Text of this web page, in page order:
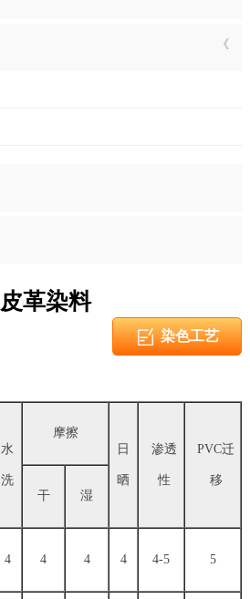
皮革染料
染色工艺
水
洗
摩擦
日
晒
渗透
性
PVC迁
移
干
湿
4 4 4 4 4-5 5